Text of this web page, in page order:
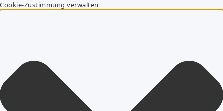
Cookie-Zustimmung verwalten